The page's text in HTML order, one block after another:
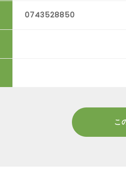
0743528850
こ